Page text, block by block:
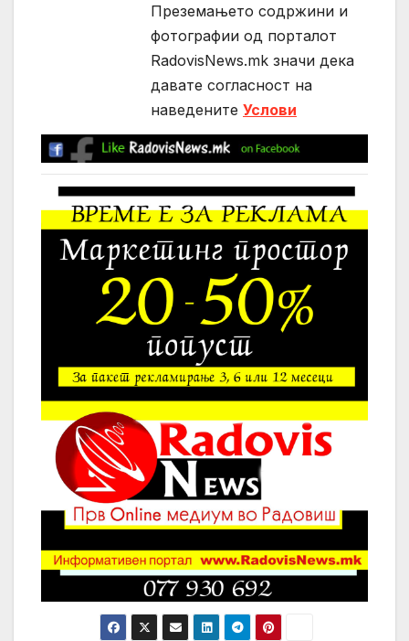
Преземањето содржини и
фотографии од порталот
RadovisNews.mk значи дека
давате согласност на
нaведените Услови